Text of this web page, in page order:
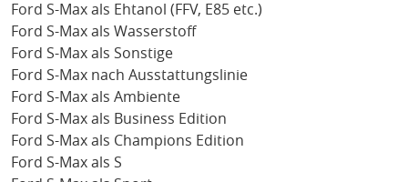
Ford S-Max als Ehtanol (FFV, E85 etc.)
Ford S-Max als Wasserstoff
Ford S-Max als Sonstige
Ford S-Max nach Ausstattungslinie
Ford S-Max als Ambiente
Ford S-Max als Business Edition
Ford S-Max als Champions Edition
Ford S-Max als S